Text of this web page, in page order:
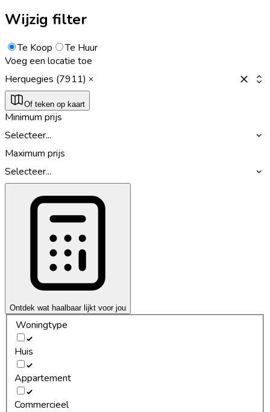
Wijzig filter
Te Koop
Te Huur
Voeg een locatie toe
Herquegies (7911)
Of teken op kaart
Minimum prijs
Selecteer...
Maximum prijs
Selecteer...
Ontdek wat haalbaar lijkt voor jou
Woningtype
Huis
Appartement
Commercieel